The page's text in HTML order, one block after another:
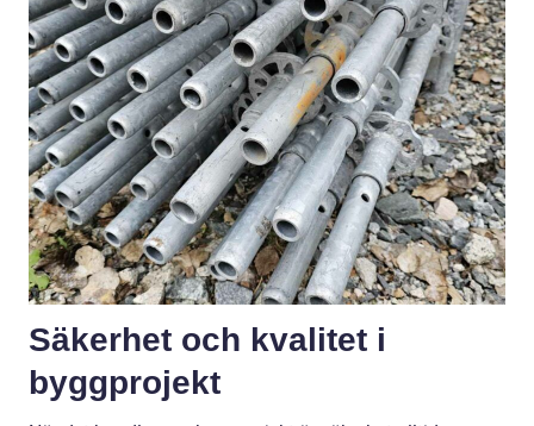
Säkerhet och kvalitet i
byggprojekt